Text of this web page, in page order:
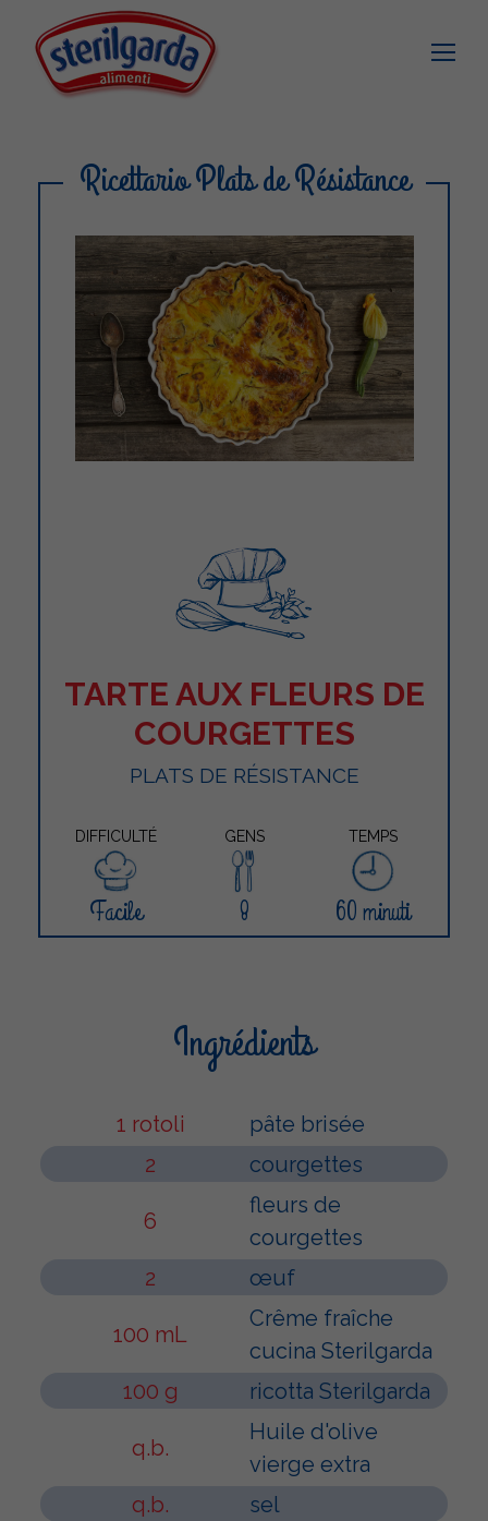
Ricettario Plats de Résistance
TARTE AUX FLEURS DE
COURGETTES
PLATS DE RÉSISTANCE
DIFFICULTÉ GENS TEMPS
Facile 8 60 minuti
Ingrédients
1 rotoli
pâte brisée
2
courgettes
6
fleurs de
courgettes
2
œuf
100 mL
Crême fraîche
cucina Sterilgarda
100 g
ricotta Sterilgarda
q.b.
Huile d'olive
vierge extra
q.b.
sel